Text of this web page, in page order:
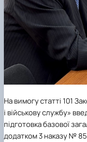
На вимогу статті 101
і військову службу»
підготовка базової
додатком 3 наказу №